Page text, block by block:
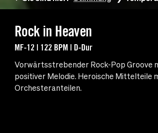
Rock in Heaven
MF-12 | 122 BPM | D-Dur
Vorwärtsstrebender Rock-Pop Groove
positiver Melodie. Heroische Mittelteile
Orchesteranteilen.